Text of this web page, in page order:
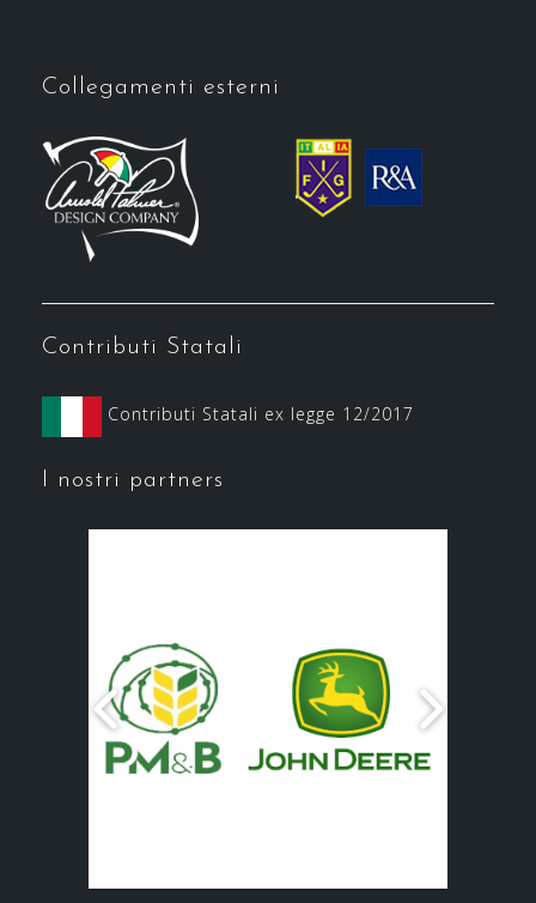
Collegamenti esterni
Contributi Statali
Contributi Statali ex legge 12/2017
I nostri partners